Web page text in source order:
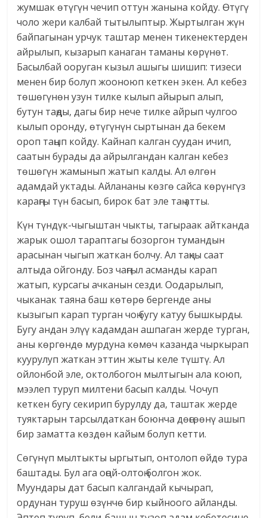
жумшак өтүгүн чечип оттун жанына койду. Өтүгү
чоло жери калбай тытылыптыр. Жыртылган жүн
байпагынан урчук таштар менен тикенектерден
айрылып, кызарып канаган таманы көрүнөт.
Басылбай ооруган кызыл ашыгы шишип: тизеси
менен бир болуп жооноюп кеткен экен. Ал кебез
төшөгүнөн узун тилке кылып айырып алып,
бутун таңды, дагы бир нече тилке айрып чулгоо
кылып оронду, өтүгүнүн сыртынан да бекем
ороп таңып койду. Кайнап калган суудан ичип,
саатын бурады да айрылгандан калган кебез
төшөгүн жамынып жатып калды. Ал өлгөн
адамдай уктады. Айлананы көзгө сайса көрүнгүз
караңгы түн басып, бирок бат эле таң атты.
Күн түндүк-чыгыштан чыкты, тагыраак айтканда
жарык ошол тараптагы бозоргон тумандын
арасынан чыгып жаткан болчу. Ал таңкы саат
алтыда ойгонду. Боз чаңгыл асманды карап
жатып, курсагы ачканын сезди. Оодарылып,
чыканак таяна баш көтөрө бергенде аны
кызыгып карап турган чоң бугу катуу бышкырды.
Бугу андан элүү кадамдан ашпаган жерде турган,
аны көргөндө мурдуна көмөч казанда чыркырап
куурулуп жаткан эттин жыты келе түштү. Ал
ойлонбой эле, октолбогон мылтыгын ала коюп,
мээлеп туруп милтени басып калды. Чочуп
кеткен бугу секирип бурулду да, таштак жерде
туяктарын тарсылдаткан боюнча дөңсөөнү ашып
бир заматта көздөн кайым болуп кетти.
Сөгүнүп мылтыкты ыргытып, онтолоп өйдө тура
баштады. Бул ага оңой-олтоң болгон жок.
Муундары дат басып калгандай кычырап,
ордунан туруш өзүнчө бир кыйноого айланды.